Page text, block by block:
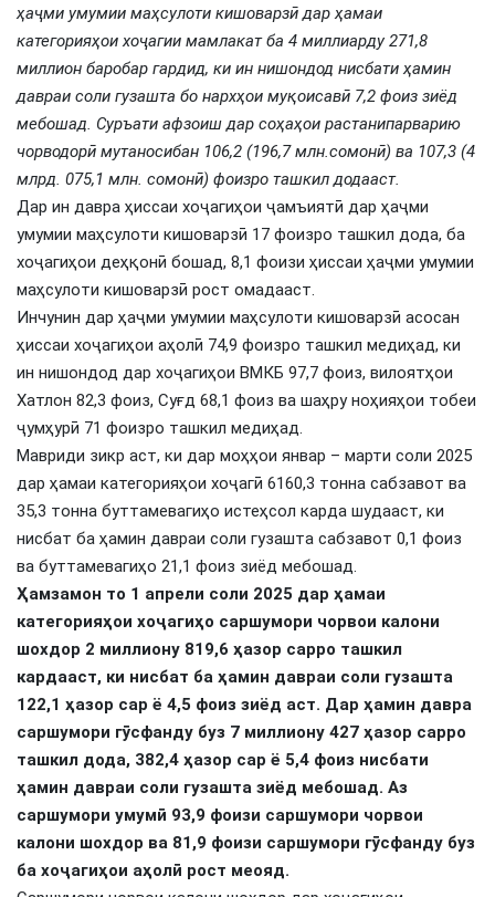
ҳаҷми умумии маҳсулоти кишоварзӣ дар ҳамаи
категорияҳои хоҷагии мамлакат ба 4 миллиарду 271,8
миллион баробар гардид, ки ин нишондод нисбати ҳамин
давраи соли гузашта бо нархҳои муқоисавӣ 7,2 фоиз зиёд
мебошад. Суръати афзоиш дар соҳаҳои растанипарварию
чорводорӣ мутаносибан 106,2 (196,7 млн.сомонӣ) ва 107,3 (4
млрд. 075,1 млн. сомонӣ) фоизро ташкил додааст.
Дар ин давра ҳиссаи хоҷагиҳои ҷамъиятӣ дар ҳаҷми
умумии маҳсулоти кишоварзӣ 17 фоизро ташкил дода, ба
хоҷагиҳои деҳқонӣ бошад, 8,1 фоизи ҳиссаи ҳаҷми умумии
маҳсулоти кишоварзӣ рост омадааст.
Инчунин дар ҳаҷми умумии маҳсулоти кишоварзӣ асосан
ҳиссаи хоҷагиҳои аҳолӣ 74,9 фоизро ташкил медиҳад, ки
ин нишондод дар хоҷагиҳои ВМКБ 97,7 фоиз, вилоятҳои
Хатлон 82,3 фоиз, Суғд 68,1 фоиз ва шаҳру ноҳияҳои тобеи
ҷумҳурӣ 71 фоизро ташкил медиҳад.
Мавриди зикр аст, ки дар моҳҳои январ – марти соли 2025
дар ҳамаи категорияҳои хоҷагӣ 6160,3 тонна сабзавот ва
35,3 тонна буттамевагиҳо истеҳсол карда шудааст, ки
нисбат ба ҳамин давраи соли гузашта сабзавот 0,1 фоиз
ва буттамевагиҳо 21,1 фоиз зиёд мебошад.
Ҳамзамон то 1 апрели соли 2025 дар ҳамаи
категорияҳои хоҷагиҳо саршумори чорвои калони
шохдор 2 миллиону 819,6 ҳазор сарро ташкил
кардааст, ки нисбат ба ҳамин давраи соли гузашта
122,1 ҳазор сар ё 4,5 фоиз зиёд аст. Дар ҳамин давра
саршумори гӯсфанду буз 7 миллиону 427 ҳазор сарро
ташкил дода, 382,4 ҳазор сар ё 5,4 фоиз нисбати
ҳамин давраи соли гузашта зиёд мебошад. Аз
саршумори умумӣ 93,9 фоизи саршумори чорвои
калони шохдор ва 81,9 фоизи саршумори гӯсфанду буз
ба хоҷагиҳои аҳолӣ рост меояд.